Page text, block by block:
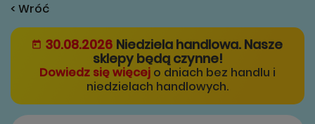
< Wróć
30.08.2026 Niedziela handlowa. Nasze
sklepy będą czynne!
Dowiedz się więcej o dniach bez handlu i
niedzielach handlowych.